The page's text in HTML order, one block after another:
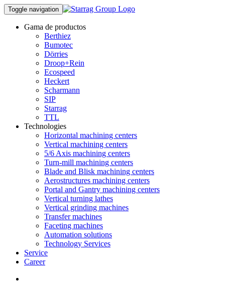
Toggle navigation
Gama de productos
Berthiez
Bumotec
Dörries
Droop+Rein
Ecospeed
Heckert
Scharmann
SIP
Starrag
TTL
Technologies
Horizontal machining centers
Vertical machining centers
5/6 Axis machining centers
Turn-mill machining centers
Blade and Blisk machining centers
Aerostructures machining centers
Portal and Gantry machining centers
Vertical turning lathes
Vertical grinding machines
Transfer machines
Faceting machines
Automation solutions
Technology Services
Service
Career